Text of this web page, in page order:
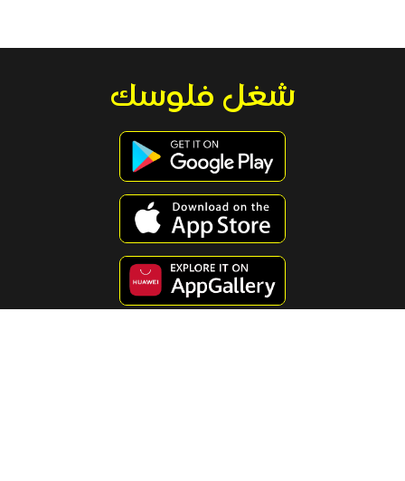
شغل فلوسك